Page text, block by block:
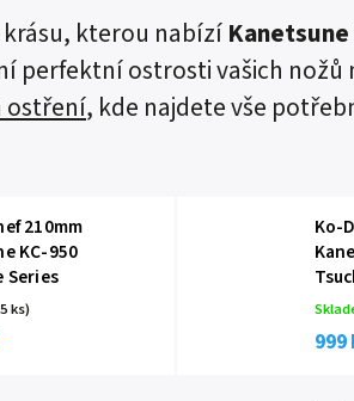
kterou nabízí
perfektní ostrosti vašich nožů
ostření, kde najdete vše
210mm
KC-950
Series
ks)
Ko-
999